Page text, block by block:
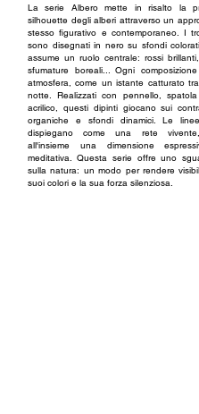
La serie Albero mette in risalto la
silhouette degli alberi attraverso un
stesso figurativo e contemporaneo. I
sono disegnati in nero su sfondi
assume un ruolo centrale: rossi
sfumature boreali... Ogni
atmosfera, come un istante catturato
notte. Realizzati con pennello,
acrilico, questi dipinti giocano sui
organiche e sfondi dinamici. Le
dispiegano come una rete
all'insieme una dimensione
meditativa. Questa serie offre uno
sulla natura: un modo per rendere
suoi colori e la sua forza silenziosa.